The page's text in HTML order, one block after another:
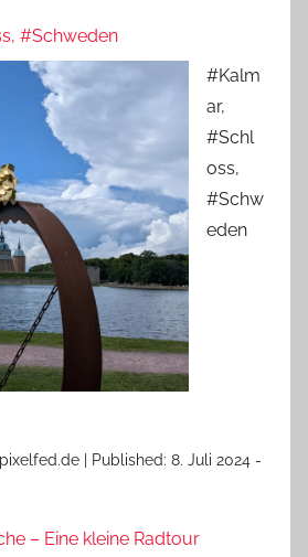
#Schweden
#Kalm
ar,
#Schl
oss,
#Schw
eden
| Published: 8. Juli 2024 -
– Eine kleine Radtour